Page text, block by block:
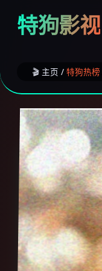
特狗影视
🎬 主页 / 特狗热榜